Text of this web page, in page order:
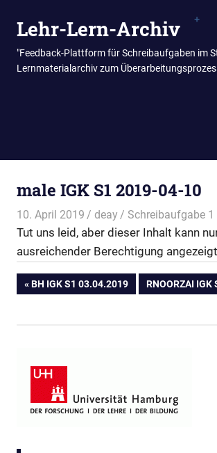
InhaltLehr-Lern-Archiv
"Feedback-Plattform für Schreibaufgaben im
Lernmaterialarchiv zum
male IGK S1 2019-04-10
10. April 2019 deay Schreibaufgabe 1
Tut uns leid, aber dieser Inhalt kann
ausreichender Berechtigung
Beitragsnavigation
VORHERIGER
BH IGK S1 03.04.2019
NÄCHSTER
RNOORZAI